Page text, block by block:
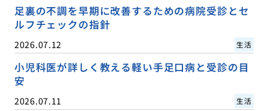
足裏の不調を早期に改善するための病院受診とセ
ルフチェックの指針
2026.07.12 生活
小児科医が詳しく教える軽い手足口病と受診の目
安
2026.07.11 生活